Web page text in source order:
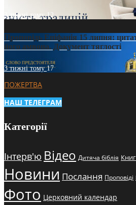
3 тижні тому12
Проповідь Епіфанія 15 липня:
його амвона. Документ тяглості
3 тижні тому17
ПОЖЕРТВА
НАШ ТЕЛЕГРАМ
Категорії
Інтерв'ю Відео Дитяча біблія
Новини Послання Проповіді
Фото Церковний календар